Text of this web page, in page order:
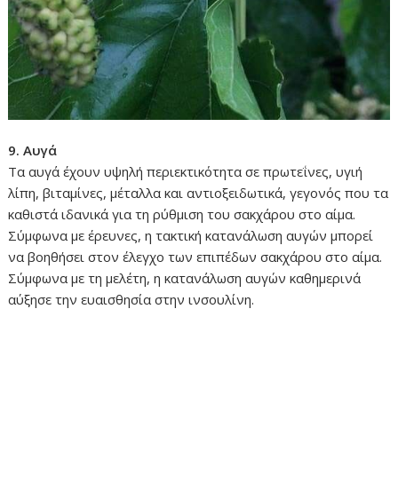
9. Αυγά
Τα αυγά έχουν υψηλή περιεκτικότητα σε πρωτεΐνες, υγιή
λίπη, βιταμίνες, μέταλλα και αντιοξειδωτικά, γεγονός που τα
καθιστά ιδανικά για τη ρύθμιση του σακχάρου στο αίμα.
Σύμφωνα με έρευνες, η τακτική κατανάλωση αυγών μπορεί
να βοηθήσει στον έλεγχο των επιπέδων σακχάρου στο αίμα.
Σύμφωνα με τη μελέτη, η κατανάλωση αυγών καθημερινά
αύξησε την ευαισθησία στην ινσουλίνη.